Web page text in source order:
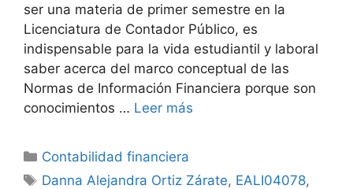
ser una materia de primer semestre en la
Licenciatura de Contador Público, es
indispensable para la vida estudiantil y laboral
saber acerca del marco conceptual de las
Normas de Información Financiera porque son
conocimientos … Leer más
Categorías
Contabilidad financiera
Etiquetas
Danna Alejandra Ortiz Zárate, EALI04078,